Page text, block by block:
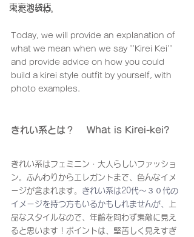
東京池袋店
くださいね。
Today, we will provide an explanation of
what we mean when we say ''Kirei Kei''
and provide advice on how you could
build a kirei style outfit by yourself, with
photo examples.
きれい系とは？ 　What is Kirei-kei?
きれい系はフェミニン・大人らしいファッショ
ン。ふんわりからエレガントまで、色んなイメ
ージが含まれます。 きれい系は20代〜３０代の
イメージを持つ方もいるかもしれませんが、
上
品なスタイルなので、年齢を問わず素敵に見え
ると思います！ポイントは、堅苦しく見えすぎ